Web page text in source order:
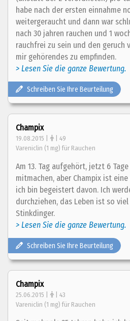
habe nach der ersten einnahme
weitergeraucht und dann war
nach 30 jahren rauchen und 1
rauchfrei zu sein und den geruch
mir gehörendes zu empfinden.
> Lesen Sie die ganze Bewertung.
Schreiben Sie Ihre Beurteilung
Champix
19.08.2015 | | 49
Vareniclin (1 mg) für Rauchen
Am 13. Tag aufgehört, jetzt 6
mitmachen, aber Champix ist
ich bin begeistert davon. Ich
durchziehen, das Leben ist so
Stinkdinger.
> Lesen Sie die ganze Bewertung.
Schreiben Sie Ihre Beurteilung
Champix
25.06.2015 | | 43
Vareniclin (1 mg) für Rauchen